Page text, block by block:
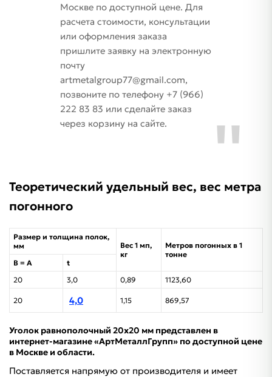
Москве по доступной цене. Для
расчета стоимости, консультации
или оформления заказа
пришлите заявку на электронную
почту
artmetalgroup77@gmail.com,
позвоните по телефону +7 (966)
222 83 83 или сделайте заказ
через корзину на сайте.
Теоретический удельный вес, вес метра
погонного
Размер и толщина полок,
мм
Вес 1 мп,
кг
Метров погонных в 1
тонне
B = A
t
20
3,0 0,89 1123,60
20 4,0 1,15 869,57
Уголок равнополочный 20х20 мм представлен в
интернет-магазине «АртМеталлГрупп» по доступной цене
в Москве и области.
Поставляется напрямую от производителя и имеет